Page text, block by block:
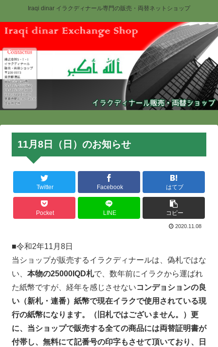
Iraqi dinar イラクディナール専門の販売・両替ネットショップ
11月8日（日）のお知らせ
Twitter Facebook はてブ
Pocket LINE コピー
2020.11.08
■令和2年11月8日
当ショップが販売するイラクディナールは、偽札ではな
い、 本物の25000IQD札で、数年前にイラクから運ばれ
た紙幣ですが、経年を感じさせないコンデョションの良
い（新札・連番）紙幣で現在イラクで使用されている現
行の紙幣になります。（旧札ではございません。）更
に、当ショップで販売する全ての商品には両替証明書が
付帯し、無料にて記番号の印字もさせて頂いており、日